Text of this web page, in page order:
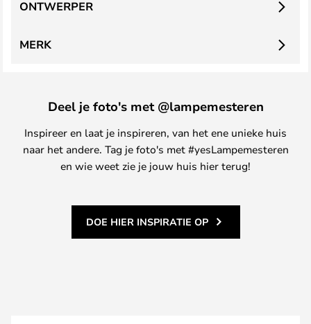
ONTWERPER
MERK
Deel je foto's met @lampemesteren
Inspireer en laat je inspireren, van het ene unieke huis
naar het andere. Tag je foto's met #yesLampemesteren
en wie weet zie je jouw huis hier terug!
DOE HIER INSPIRATIE OP